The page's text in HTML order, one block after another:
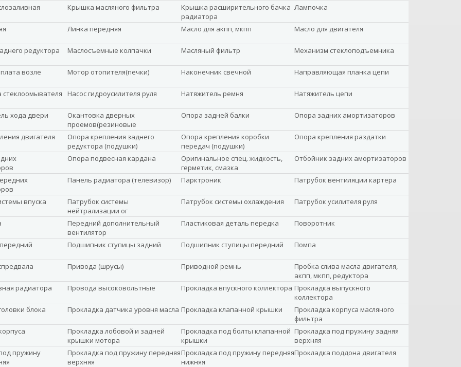
Крышка масляного фильтра
Крышка расширительного бачка
радиатора
Лампочка
Линка передняя Масло для акпп, мкпп Масло для двигателя
редуктора Маслосъемные колпачки Масляный фильтр Механизм стеклоподъемника
возле
Мотор отопителя(печки) Наконечник свечной Направляющая планка цепи
стеклоомывателя Насос гидроусилителя руля Натяжитель ремня Натяжитель цепи
хода двери
Окантовка дверных
проемов(резиновые
уплотнители)
Опора задней балки Опора задних амортизаторов
двигателя
Опора крепления заднего
редуктора (подушки)
Опора крепления коробки
передач (подушки)
Опора крепления раздатки
Опора подвесная кардана
Оригинальное спец. жидкость,
герметик, смазка
Отбойник задних амортизаторов
Панель радиатора (телевизор) Парктроник Патрубок вентиляции картера
впуска
Патрубок системы
нейтрализации ог
Патрубок системы охлаждения Патрубок усилителя руля
Передний дополнительный
вентилятор
Пластиковая деталь передка Поворотник
Подшипник ступицы задний Подшипник ступицы передний Помпа
Привода (шрусы) Приводной ремнь
Пробка слива масла двигателя,
акпп, мкпп, редуктора
радиатора
Провода высоковольтные Прокладка впускного коллектора Прокладка выпускного
коллектора
блока
Прокладка датчика уровня масла Прокладка клапанной крышки
Прокладка корпуса масляного
фильтра
Прокладка лобовой и задней
крышки мотора
Прокладка под болты клапанной
крышки
Прокладка под пружину задняя
верхняя
пружину
Прокладка под пружину передняя
верхняя
Прокладка под пружину передняя
нижняя
Прокладка поддона двигателя